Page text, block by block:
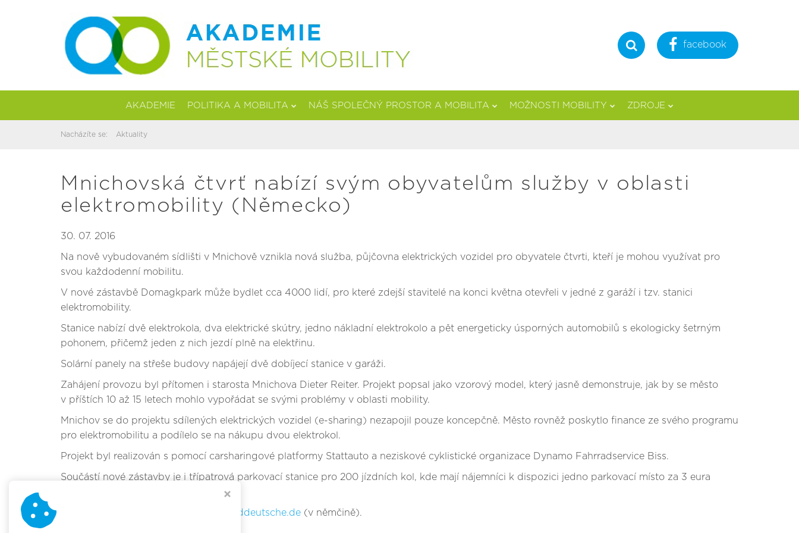
Hledat facebook
AKADEMIE POLITIKA A MOBILITA NÁŠ SPOLEČNÝ PROSTOR A MOBILITA MOŽNOSTI MOBILITY ZDROJE
Nacházíte se: Aktuality
Mnichovská čtvrť nabízí svým obyvatelům služby v oblasti
elektromobility (Německo)
30. 07. 2016
Na nově vybudovaném sídlišti v Mnichově vznikla nová služba, půjčovna elektrických vozidel pro obyvatele čtvrti, kteří je mohou využívat pro
svou každodenní mobilitu.
V nové zástavbě Domagkpark může bydlet cca 4000 lidí, pro které zdejší stavitelé na konci května otevřeli v jedné z garáží i tzv. stanici
elektromobility.
Stanice nabízí dvě elektrokola, dva elektrické skútry, jedno nákladní elektrokolo a pět energeticky úsporných automobilů s ekologicky šetrným
pohonem, přičemž jeden z nich jezdí plně na elektřinu.
Solární panely na střeše budovy napájejí dvě dobíjecí stanice v garáži.
Zahájení provozu byl přítomen i starosta Mnichova Dieter Reiter. Projekt popsal jako vzorový model, který jasně demonstruje, jak by se město
v příštích 10 až 15 letech mohlo vypořádat se svými problémy v oblasti mobility.
Mnichov se do projektu sdílených elektrických vozidel (e-sharing) nezapojil pouze koncepčně. Město rovněž poskytlo finance ze svého programu
pro elektromobilitu a podílelo se na nákupu dvou elektrokol.
Projekt byl realizován s pomocí carsharingové platformy Stattauto a neziskové cyklistické organizace Dynamo Fahrradservice Biss.
Součástí nové zástavby je i třípatrová parkovací stanice pro 200 jízdních kol, kde mají nájemníci k dispozici jedno parkovací místo za 3 eura
sueddeutsche.de (v němčině).